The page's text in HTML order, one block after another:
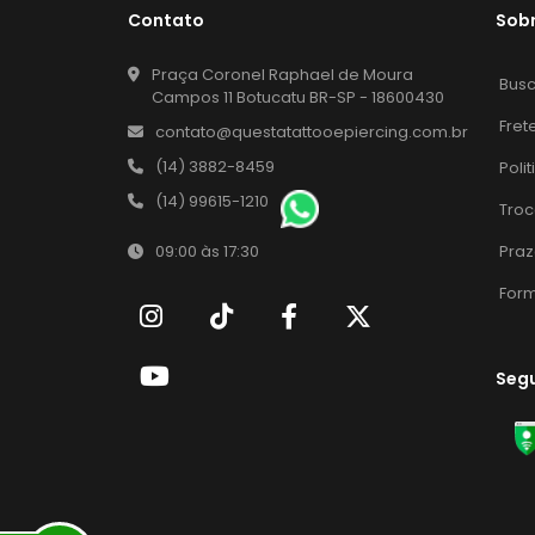
Contato
Praça Coronel Raphael de Moura
Campos 11 Botucatu BR-SP - 18600430
contato@questatattooepiercing.com.br
(14) 3882-8459
(14) 99615-1210
09:00 às 17:30